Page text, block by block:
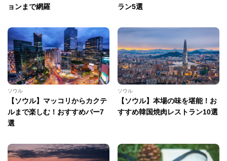
ョンまで網羅
ラン5選
ソウル
【ソウル】マッコリからカクテ
ルまで楽しむ！おすすめバー7
選
ソウル
【ソウル】本場の味を堪能！お
すすめ韓国焼肉レストラン10選